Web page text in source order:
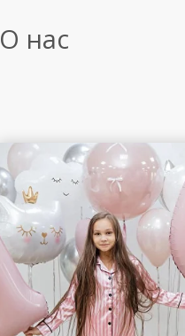
О нас